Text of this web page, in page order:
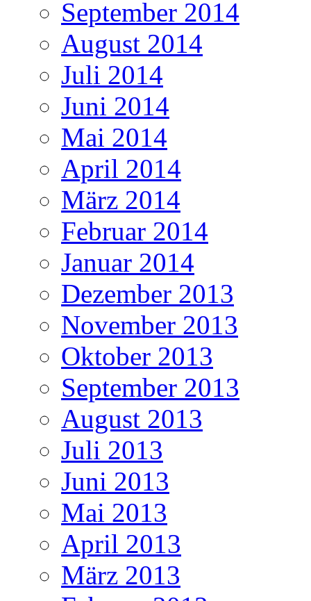
September 2014
August 2014
Juli 2014
Juni 2014
Mai 2014
April 2014
März 2014
Februar 2014
Januar 2014
Dezember 2013
November 2013
Oktober 2013
September 2013
August 2013
Juli 2013
Juni 2013
Mai 2013
April 2013
März 2013